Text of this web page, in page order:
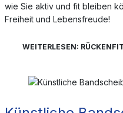
wie Sie aktiv und fit bleiben
Freiheit und Lebensfreude!
WEITERLESEN: